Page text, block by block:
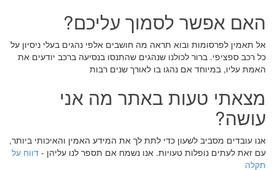
האם אפשר לסמוך עליכם?
אל תאמין לפרסומות ובוא תראה מה חושבים אלפי נהגים בעלי ניסיון על
כל רכב ספציפי. ברור לכולנו שנהגים שהתנסו בנסיעה ברכב יודעים את
האמת עליו, במיוחד אם נהגו בו לאורך שנים רבות
מצאתי טעות באתר מה אני
עושה?
אנו עובדים מסביב לשעון כדי לתת לך את המידע האמין והאיכותי ביותר,
עם זאת לעתים נופלות טעויות. אנו נשמח אם תספר לנו עליהן - דווח על
תקלה